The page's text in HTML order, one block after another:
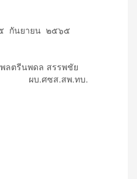
กันยายน ๒๕๖๕
) พลตรีนพดล สรรพชัย
ผบ.ศซส.สพ.ทบ.